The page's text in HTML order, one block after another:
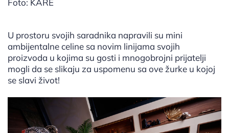
Foto: KARE
U prostoru svojih saradnika napravili su mini
ambijentalne celine sa novim linijama svojih
proizvoda u kojima su gosti i mnogobrojni prijatelji
mogli da se slikaju za uspomenu sa ove žurke u kojoj
se slavi život!